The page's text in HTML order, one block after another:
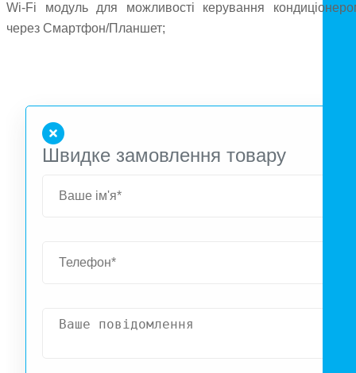
Wi-Fi модуль для можливості керування
через Смартфон/Планшет;
Швидке замовлення товару